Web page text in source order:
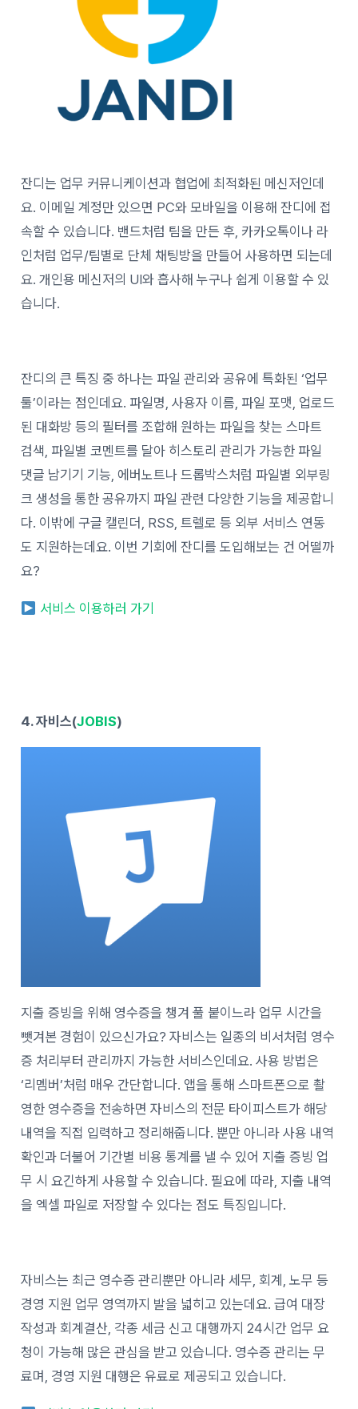
잔디는 업무 커뮤니케이션과 협업에 최적화된 메신저인데
요. 이메일 계정만 있으면 PC와 모바일을 이용해 잔디에 접
속할 수 있습니다. 밴드처럼 팀을 만든 후, 카카오톡이나 라
인처럼 업무/팀별로 단체 채팅방을 만들어 사용하면 되는데
요. 개인용 메신저의 UI와 흡사해 누구나 쉽게 이용할 수 있
습니다.
잔디의 큰 특징 중 하나는 파일 관리와 공유에 특화된 ‘업무
툴’이라는 점인데요. 파일명, 사용자 이름, 파일 포맷, 업로드
된 대화방 등의 필터를 조합해 원하는 파일을 찾는 스마트
검색, 파일별 코멘트를 달아 히스토리 관리가 가능한 파일
댓글 남기기 기능, 에버노트나 드롭박스처럼 파일별 외부링
크 생성을 통한 공유까지 파일 관련 다양한 기능을 제공합니
다. 이밖에 구글 캘린더, RSS, 트렐로 등 외부 서비스 연동
도 지원하는데요. 이번 기회에 잔디를 도입해보는 건 어떨까
요?
서비스 이용하러 가기
4. 자비스(JOBIS)
지출 증빙을 위해 영수증을 챙겨 풀 붙이느라 업무 시간을
뺏겨본 경험이 있으신가요? 자비스는 일종의 비서처럼 영수
증 처리부터 관리까지 가능한 서비스인데요. 사용 방법은
‘리멤버’처럼 매우 간단합니다. 앱을 통해 스마트폰으로 촬
영한 영수증을 전송하면 자비스의 전문 타이피스트가 해당
내역을 직접 입력하고 정리해줍니다. 뿐만 아니라 사용 내역
확인과 더불어 기간별 비용 통계를 낼 수 있어 지출 증빙 업
무 시 요긴하게 사용할 수 있습니다. 필요에 따라, 지출 내역
을 엑셀 파일로 저장할 수 있다는 점도 특징입니다.
자비스는 최근 영수증 관리뿐만 아니라 세무, 회계, 노무 등
경영 지원 업무 영역까지 발을 넓히고 있는데요. 급여 대장
작성과 회계결산, 각종 세금 신고 대행까지 24시간 업무 요
청이 가능해 많은 관심을 받고 있습니다. 영수증 관리는 무
료며, 경영 지원 대행은 유료로 제공되고 있습니다.